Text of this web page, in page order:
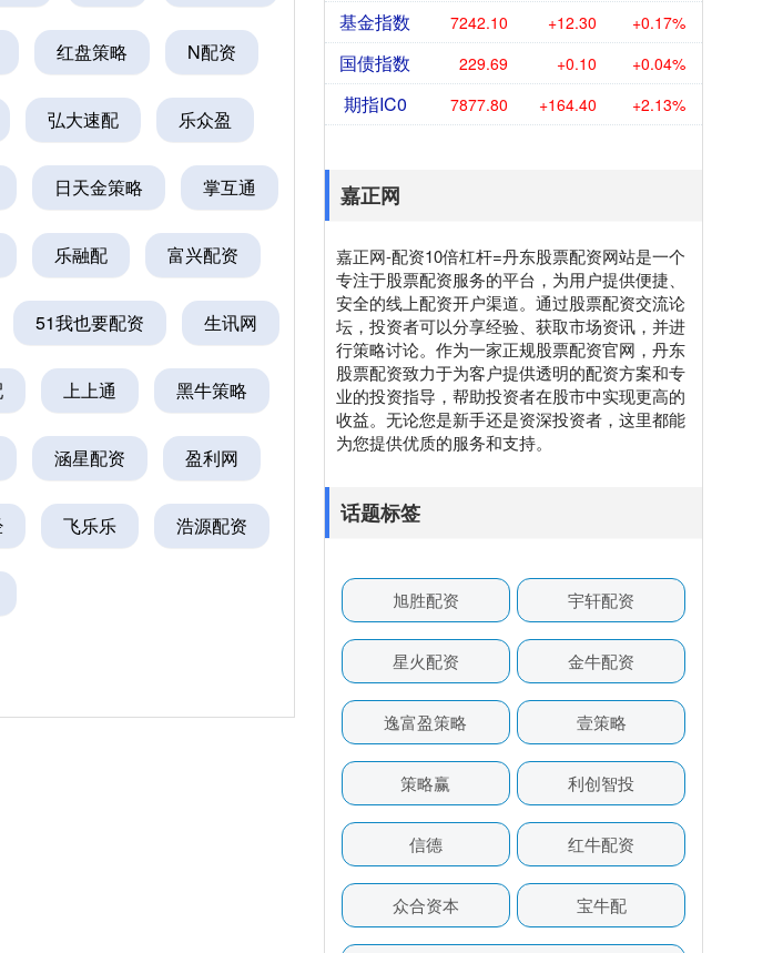
红盘策略 N配资
弘大速配 乐众盈
日天金策略 掌互通
乐融配 富兴配资
51我也要配资 生讯网
上上通 黑牛策略
涵星配资 盈利网
飞乐乐 浩源配资
基金指数 7242.10 +12.30 +0.17%
国债指数 229.69 +0.10 +0.04%
期指IC0 7877.80 +164.40 +2.13%
嘉正网
嘉正网-配资10倍杠杆=丹东股票配资网站是一个
专注于股票配资服务的平台，为用户提供便捷、
安全的线上配资开户渠道。通过股票配资交流论
坛，投资者可以分享经验、获取市场资讯，并进
行策略讨论。作为一家正规股票配资官网，丹东
股票配资致力于为客户提供透明的配资方案和专
业的投资指导，帮助投资者在股市中实现更高的
收益。无论您是新手还是资深投资者，这里都能
为您提供优质的服务和支持。
话题标签
旭胜配资 宇轩配资
星火配资 金牛配资
逸富盈策略 壹策略
策略赢 利创智投
信德 红牛配资
众合资本 宝牛配